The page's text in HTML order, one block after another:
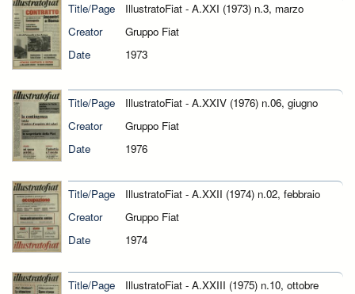
Title/Page
IllustratoFiat - A.XXI (1973) n.3, marzo
Creator
Gruppo Fiat
Date
1973
Title/Page
IllustratoFiat - A.XXIV (1976) n.06, giugno
Creator
Gruppo Fiat
Date
1976
Title/Page
IllustratoFiat - A.XXII (1974) n.02, febbraio
Creator
Gruppo Fiat
Date
1974
Title/Page
IllustratoFiat - A.XXIII (1975) n.10, ottobre